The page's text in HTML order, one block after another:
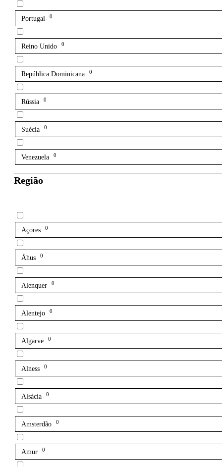
Portugal 0
Reino Unido 0
República Dominicana 0
Rússia 0
Suécia 0
Venezuela 0
Região
Açores 0
Åhus 0
Alenquer 0
Alentejo 0
Algarve 0
Alness 0
Alsácia 0
Amsterdão 0
Amur 0